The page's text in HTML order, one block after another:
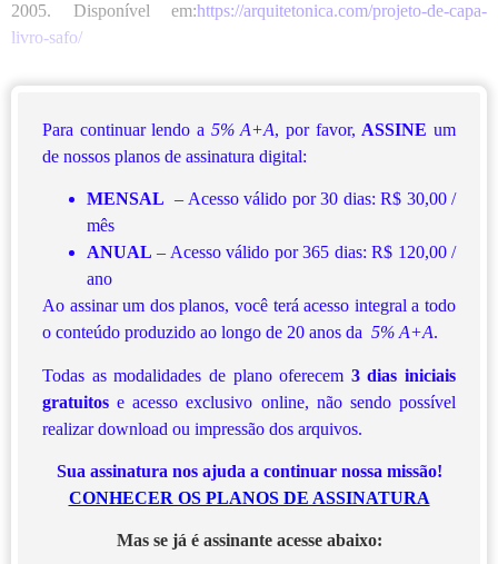
2005. Disponível em:https://arquitetonica.com/projeto-de-capa-
livro-safo/
Para continuar lendo a 5% A+A, por favor, ASSINE um
de nossos planos de assinatura digital:
MENSAL – Acesso válido por 30 dias: R$ 30,00 /
mês
ANUAL – Acesso válido por 365 dias: R$ 120,00 /
ano
Ao assinar um dos planos, você terá acesso integral a todo
o conteúdo produzido ao longo de 20 anos da 5% A+A.
Todas as modalidades de plano oferecem 3 dias iniciais
gratuitos e acesso exclusivo online, não sendo possível
realizar download ou impressão dos arquivos.
Sua assinatura nos ajuda a continuar nossa missão!
CONHECER OS PLANOS DE ASSINATURA
Mas se já é assinante acesse abaixo: